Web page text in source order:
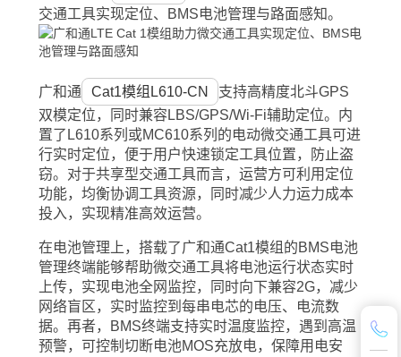
交通工具实现定位、BMS电池管理与路面感知。
广和通 Cat1模组L610-CN
支持高精度北斗GPS
双模定位，同时兼容LBS/GPS/Wi-Fi辅助定位。内
置了L610系列或MC610系列的电动微交通工具可进
行实时定位，便于用户快速锁定工具位置，防止盗
窃。对于共享型交通工具而言，运营方可利用定位
功能，均衡协调工具资源，同时减少人力运力成本
投入，实现精准高效运营。
在电池管理上，搭载了广和通Cat1模组的BMS电池
管理终端能够帮助微交通工具将电池运行状态实时
上传，实现电池全网监控，同时向下兼容2G，减少
网络盲区，实时监控到每串电芯的电压、电流数
据。再者，BMS终端支持实时温度监控，遇到高温
预警，可控制切断电池MOS充放电，保障用电安